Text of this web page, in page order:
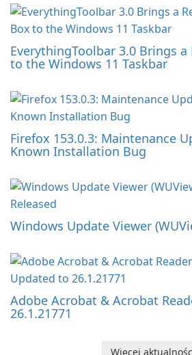
EverythingToolbar 3.0 Brings a
to the Windows 11 Taskbar
Firefox 153.0.3: Maintenance
Known Installation Bug
Windows Update Viewer
Adobe Acrobat & Acrobat
26.1.21771
Więcej